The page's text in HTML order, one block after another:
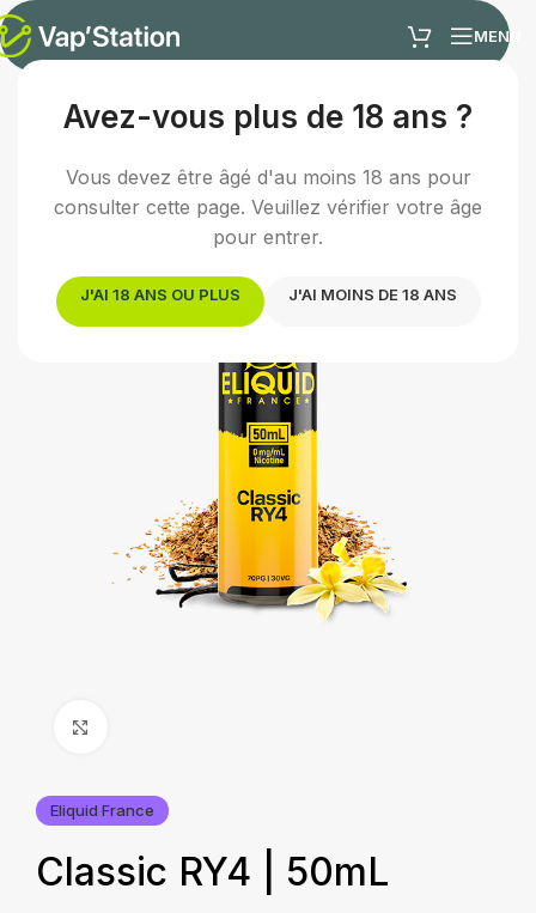
Avez-vous plus de 18 ans ?
Vous devez être âgé d'au moins 18 ans pour
consulter cette page. Veuillez vérifier votre âge
pour entrer.
J'AI 18 ANS OU PLUS J'AI MOINS DE 18 ANS
MENU
Accueil /E-liquides/E-liquide classic
Eliquid France
Classic RY4 | 50mL